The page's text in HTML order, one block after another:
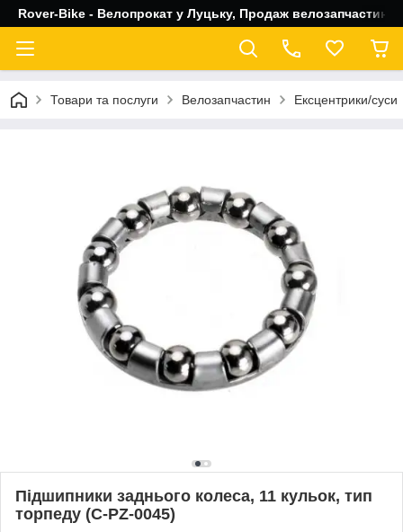
Rover-Bike - Велопрокат у Луцьку, Продаж велозапчастин,
Товари та послуги Велозапчастин Ексцентрики/суси
Підшипники заднього колеса, 11 кульок, тип
торпеду (C-PZ-0045)